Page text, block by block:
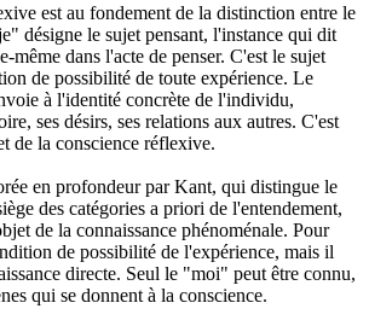
est au fondement de la distinction entre le
désigne le sujet pensant, l'instance qui dit
même dans l'acte de penser. C'est le sujet
de possibilité de toute expérience. Le
à l'identité concrète de l'individu,
ses désirs, ses relations aux autres. C'est
de la conscience réflexive.
en profondeur par Kant, qui distingue le
des catégories a priori de l'entendement,
de la connaissance phénoménale. Pour
de possibilité de l'expérience, mais il
directe. Seul le "moi" peut être connu,
qui se donnent à la conscience.